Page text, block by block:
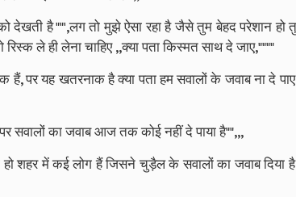
देखती है ""',लग तो मुझे ऐसा रहा है जैसे तुम बेहद परेशान हो
ले ही लेना चाहिए ,,क्या पता किस्मत साथ दे जाए,""""
हैं, पर यह खतरनाक है क्या पता हम सवालों के जवाब ना दे
सवालों का जवाब आज तक कोई नहीं दे पाया है"",,,
हो शहर में कई लोग हैं जिसने चुड़ैल के सवालों का जवाब दिया